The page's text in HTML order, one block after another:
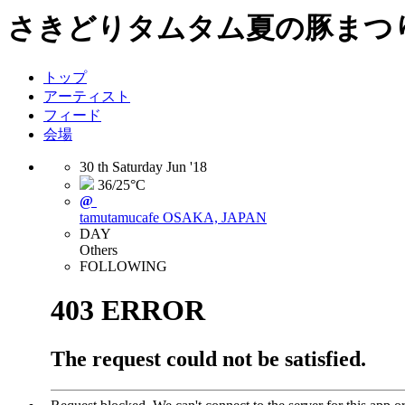
さきどりタムタム夏の豚まつ
トップ
アーティスト
フィード
会場
30 th Saturday Jun '18
36/25°C
@
tamutamucafe OSAKA, JAPAN
DAY
Others
FOLLOWING